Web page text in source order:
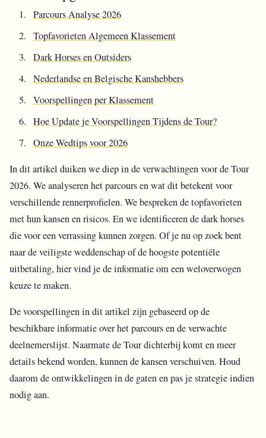
Parcours Analyse 2026
Topfavorieten Algemeen Klassement
Dark Horses en Outsiders
Nederlandse en Belgische Kanshebbers
Voorspellingen per Klassement
Hoe Update je Voorspellingen Tijdens de Tour?
Onze Wedtips voor 2026
In dit artikel duiken we diep in de verwachtingen voor de Tour
2026. We analyseren het parcours en wat dit betekent voor
verschillende rennerprofielen. We bespreken de topfavorieten
met hun kansen en risicos. En we identificeren de dark horses
die voor een verrassing kunnen zorgen. Of je nu op zoek bent
naar de veiligste weddenschap of de hoogste potentiële
uitbetaling, hier vind je de informatie om een weloverwogen
keuze te maken.
De voorspellingen in dit artikel zijn gebaseerd op de
beschikbare informatie over het parcours en de verwachte
deelnemerslijst. Naarmate de Tour dichterbij komt en meer
details bekend worden, kunnen de kansen verschuiven. Houd
daarom de ontwikkelingen in de gaten en pas je strategie indien
nodig aan.